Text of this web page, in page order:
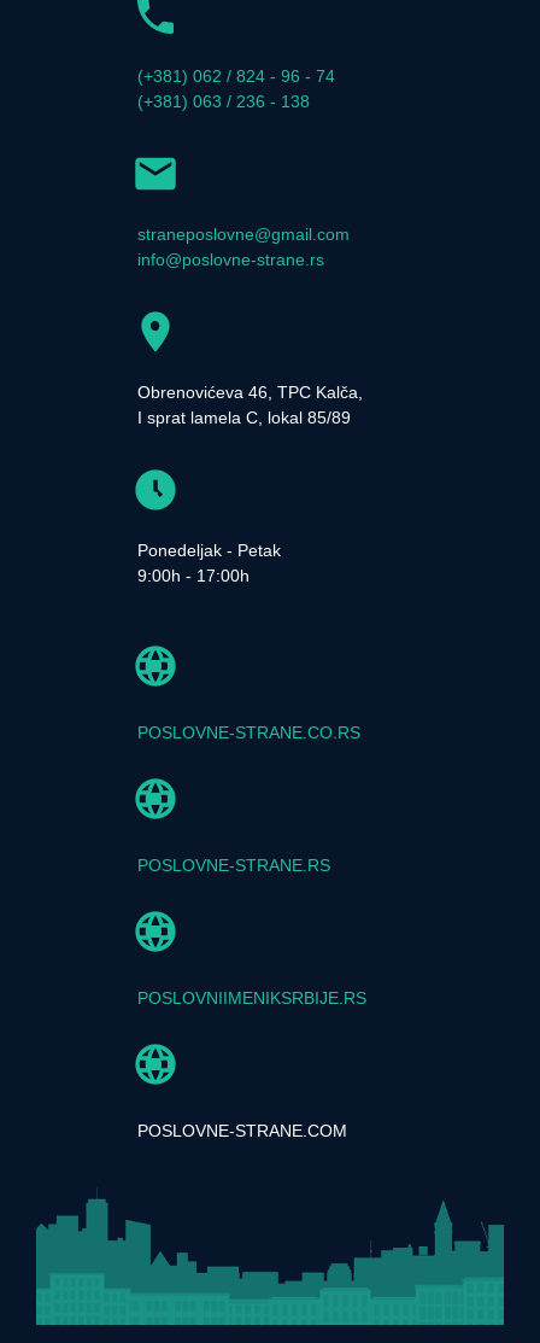
(+381) 062 / 824 - 96 - 74
(+381) 063 / 236 - 138
straneposlovne@gmail.com
info@poslovne-strane.rs
Obrenovićeva 46, TPC Kalča,
I sprat lamela C, lokal 85/89
Ponedeljak - Petak
9:00h - 17:00h
POSLOVNE-STRANE.CO.RS
POSLOVNE-STRANE.RS
POSLOVNIIMENIKSRBIJE.RS
POSLOVNE-STRANE.COM